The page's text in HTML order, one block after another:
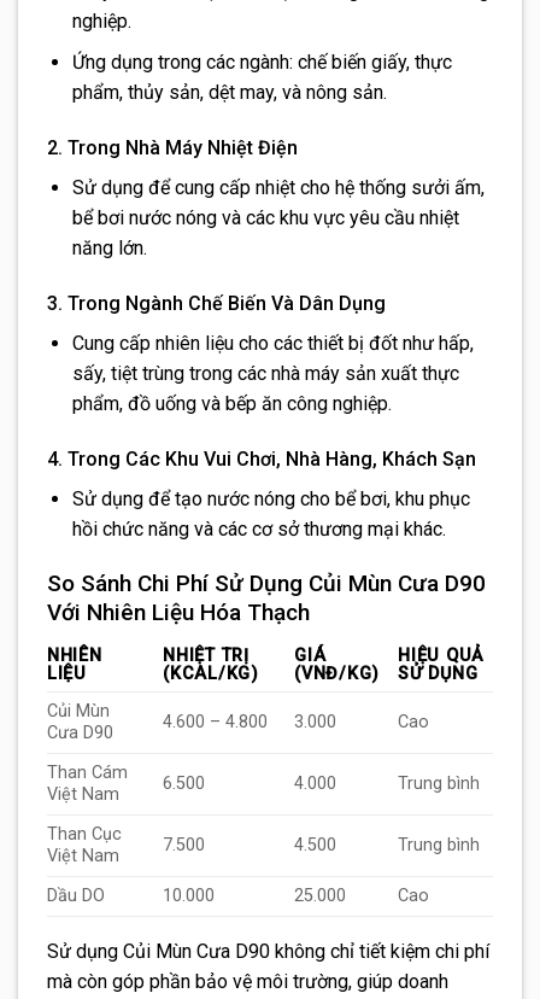
nghiệp.
Ứng dụng trong các ngành: chế biến giấy, thực
phẩm, thủy sản, dệt may, và nông sản.
2. Trong Nhà Máy Nhiệt Điện
Sử dụng để cung cấp nhiệt cho hệ thống sưởi ấm,
bể bơi nước nóng và các khu vực yêu cầu nhiệt
năng lớn.
3. Trong Ngành Chế Biến Và Dân Dụng
Cung cấp nhiên liệu cho các thiết bị đốt như hấp,
sấy, tiệt trùng trong các nhà máy sản xuất thực
phẩm, đồ uống và bếp ăn công nghiệp.
4. Trong Các Khu Vui Chơi, Nhà Hàng, Khách Sạn
Sử dụng để tạo nước nóng cho bể bơi, khu phục
hồi chức năng và các cơ sở thương mại khác.
So Sánh Chi Phí Sử Dụng Củi Mùn Cưa D90
Với Nhiên Liệu Hóa Thạch
NHIÊN
LIỆU
NHIỆT TRỊ
(KCAL/KG)
GIÁ
(VNĐ/KG)
HIỆU QUẢ
SỬ DỤNG
Củi Mùn
Cưa D90
4.600 – 4.800 3.000 Cao
Than Cám
Việt Nam
6.500 4.000 Trung bình
Than Cục
Việt Nam
7.500 4.500 Trung bình
Dầu DO 10.000 25.000 Cao
Sử dụng Củi Mùn Cưa D90 không chỉ tiết kiệm chi phí
mà còn góp phần bảo vệ môi trường, giúp doanh